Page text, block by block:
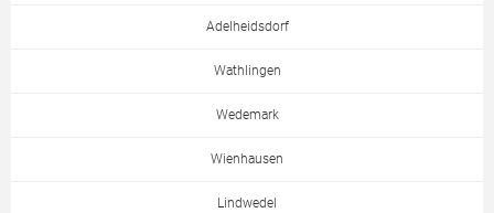
Adelheidsdorf
Wathlingen
Wedemark
Wienhausen
Lindwedel